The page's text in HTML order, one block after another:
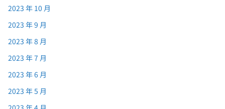
2023 年 10 月
2023 年 9 月
2023 年 8 月
2023 年 7 月
2023 年 6 月
2023 年 5 月